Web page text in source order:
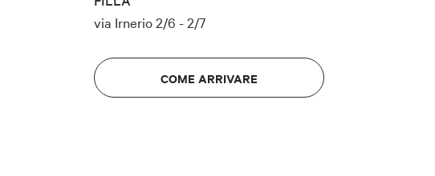
via Irnerio 2/6 - 2/7
COME ARRIVARE